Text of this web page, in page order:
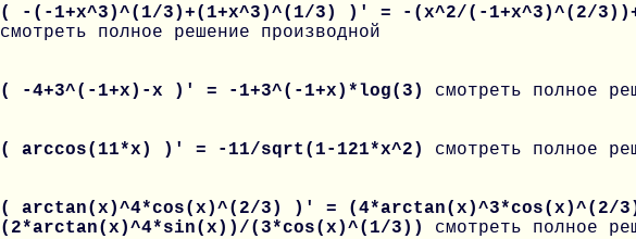
( -(-1+x^3)^(1/3)+(1+x^3)^(1/3) )' = -(x^2/(-1+x^3)^(2/
смотреть полное решение производной
( -4+3^(-1+x)-x )' = -1+3^(-1+x)*log(3) смотреть полное
( arccos(11*x) )' = -11/sqrt(1-121*x^2) смотреть полное
( arctan(x)^4*cos(x)^(2/3) )' = (4*arctan(x)^3*cos(x)^(2/
(2*arctan(x)^4*sin(x))/(3*cos(x)^(1/3)) смотреть полное